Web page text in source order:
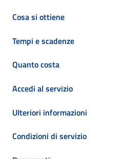
Cosa si ottiene
Tempi e scadenze
Quanto costa
Accedi al servizio
Ulteriori informazioni
Condizioni di servizio